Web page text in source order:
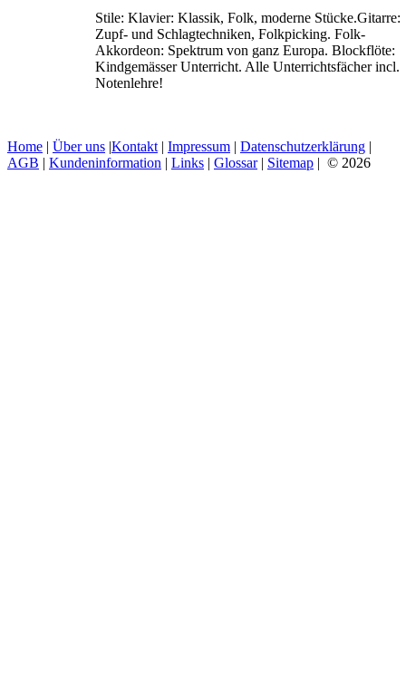
Stile: Klavier: Klassik, Folk, moderne Stücke.Gitarre:
Zupf- und Schlagtechniken, Folkpicking. Folk-
Akkordeon: Spektrum von ganz Europa. Blockflöte:
Kindgemässer Unterricht. Alle Unterrichtsfächer incl.
Notenlehre!
Home | Über uns |Kontakt | Impressum | Datenschutzerklärung |
AGB | Kundeninformation | Links | Glossar| Sitemap | © 2026